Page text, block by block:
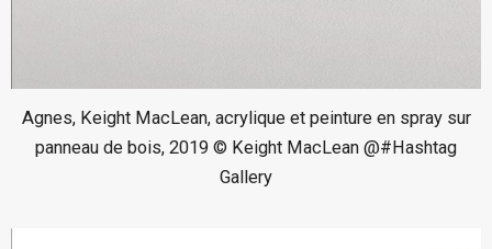
Agnes, Keight MacLean, acrylique et peinture en spray sur
panneau de bois, 2019 © Keight MacLean @#Hashtag
Gallery